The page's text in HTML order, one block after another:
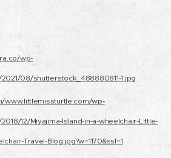
wp-
08/shutterstock_488880811-1.jpg
www.littlemissturtle.com/wp-
12/Miyajima-Island-in-a-wheelchair-Little-
Travel-Blog.jpg?w=1170&ssl=1